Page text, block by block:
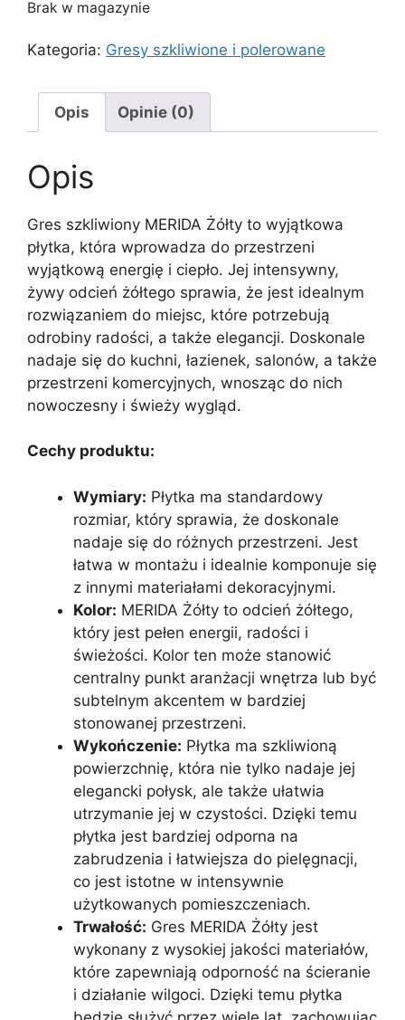
Brak w magazynie
Kategoria: Gresy szkliwione i polerowane
Opis Opinie (0)
Opis
Gres szkliwiony MERIDA Żółty to wyjątkowa
płytka, która wprowadza do przestrzeni
wyjątkową energię i ciepło. Jej intensywny,
żywy odcień żółtego sprawia, że jest idealnym
rozwiązaniem do miejsc, które potrzebują
odrobiny radości, a także elegancji. Doskonale
nadaje się do kuchni, łazienek, salonów, a także
przestrzeni komercyjnych, wnosząc do nich
nowoczesny i świeży wygląd.
Cechy produktu:
Wymiary: Płytka ma standardowy
rozmiar, który sprawia, że doskonale
nadaje się do różnych przestrzeni. Jest
łatwa w montażu i idealnie komponuje się
z innymi materiałami dekoracyjnymi.
Kolor: MERIDA Żółty to odcień żółtego,
który jest pełen energii, radości i
świeżości. Kolor ten może stanowić
centralny punkt aranżacji wnętrza lub być
subtelnym akcentem w bardziej
stonowanej przestrzeni.
Wykończenie: Płytka ma szkliwioną
powierzchnię, która nie tylko nadaje jej
elegancki połysk, ale także ułatwia
utrzymanie jej w czystości. Dzięki temu
płytka jest bardziej odporna na
zabrudzenia i łatwiejsza do pielęgnacji,
co jest istotne w intensywnie
użytkowanych pomieszczeniach.
Trwałość: Gres MERIDA Żółty jest
wykonany z wysokiej jakości materiałów,
które zapewniają odporność na ścieranie
i działanie wilgoci. Dzięki temu płytka